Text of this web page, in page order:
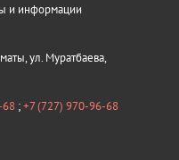
и информации
ул. Муратбаева,
68 ;+7 (727) 970-96-68